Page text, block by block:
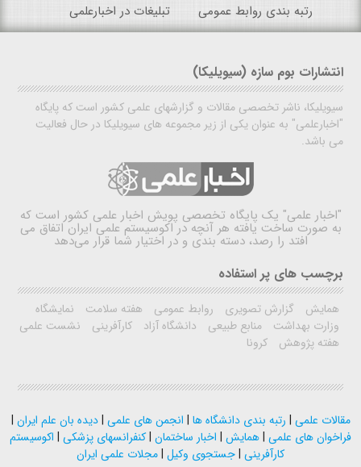
رتبه بندی روابط عمومی تبلیغات در اخبارعلمی
انتشارات بوم سازه (سیویلیکا)
سیویلیکا، ناشر تخصصی مقالات و گزارشهای علمی کشور است که پایگاه
"اخبارعلمی" به عنوان یکی از زیر مجموعه های سیویلیکا در حال فعالیت
می باشد.
"اخبار علمی" یک پایگاه تخصصی پویش اخبار علمی کشور است که
به صورت ساخت یافته هر آنچه در اکوسیستم علمی ایران اتفاق می
افتد را رصد، دسته بندی و در اختیار شما قرار می‌دهد
برچسب های پر استفاده
همایش گزارش تصویری روابط عمومی هفته سلامت
نمایشگاه
وزارت بهداشت
منابع طبیعی دانشگاه آزاد کارآفرینی
نشست علمی
هفته پژوهش
کرونا
مقالات علمی | رتبه بندی دانشگاه ها | انجمن های علمی |دیده بان علم ایران |
فراخوان های علمی |همایش | اخبار ساختمان |کنفرانسهای پزشکی | اکوسیستم
کارآفرینی |جستجوی وکیل |مجلات علمی ایران